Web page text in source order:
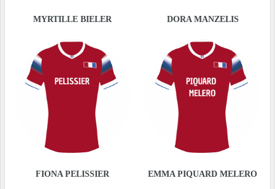
MYRTILLE BIELER DORA MANZELIS
FIONA PELISSIER EMMA PIQUARD MELERO